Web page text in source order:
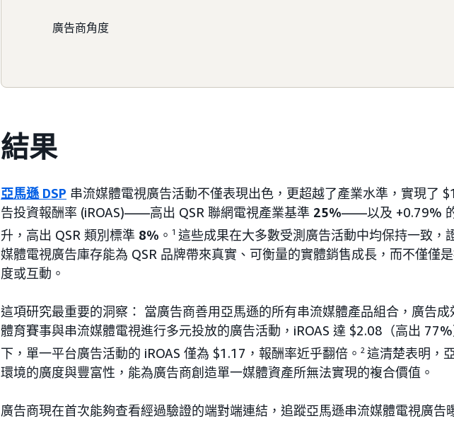
廣告商角度
結果
亞馬遜 DSP 串流媒體電視廣告活動不僅表現出色，更超越了產業水準，實現了
告投資報酬率 (iROAS)——高出 QSR 聯網電視產業基準 25%——以及 +0.79%
升，高出 QSR 類別標準 8% 。 1 這些成果在大多數受測廣告活動中均保持一致，
媒體電視廣告庫存能為 QSR 品牌帶來真實、可衡量的實體銷售成長，而不僅僅
度或互動。
這項研究最重要的洞察： 當廣告商善用亞馬遜的所有串流媒體產品組合，廣告
體育賽事與串流媒體電視進行多元投放的廣告活動，iROAS 達 $2.08（高出
下，單一平台廣告活動的 iROAS 僅為 $1.17，報酬率近乎翻倍。 2 這清楚表明，
環境的廣度與豐富性，能為廣告商創造單一媒體資產所無法實現的複合價值。
廣告商現在首次能夠查看經過驗證的端對端連結，追蹤亞馬遜串流媒體電視廣告